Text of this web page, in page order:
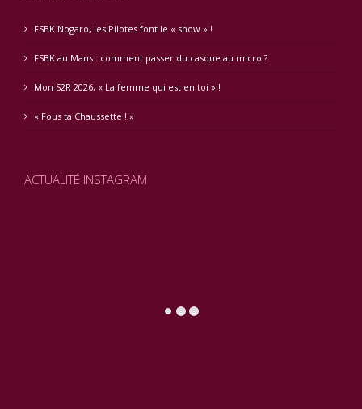
FSBK Nogaro, les Pilotes font le « show » !
FSBK au Mans : comment passer du casque au micro ?
Mon S2R 2026, « La femme qui est en toi » !
« Fous ta Chaussette ! »
ACTUALITÉ INSTAGRAM